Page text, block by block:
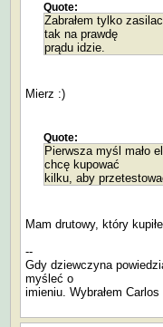
Quote:
Zabrałem tylko
tak na prawdę
prądu idzie.
Mierz :)
Quote:
Pierwsza myśl mało
chcę kupować
kilku, aby
Mam drutowy, który
--
Gdy dziewczyna
myśleć o
imieniu. Wybrałem